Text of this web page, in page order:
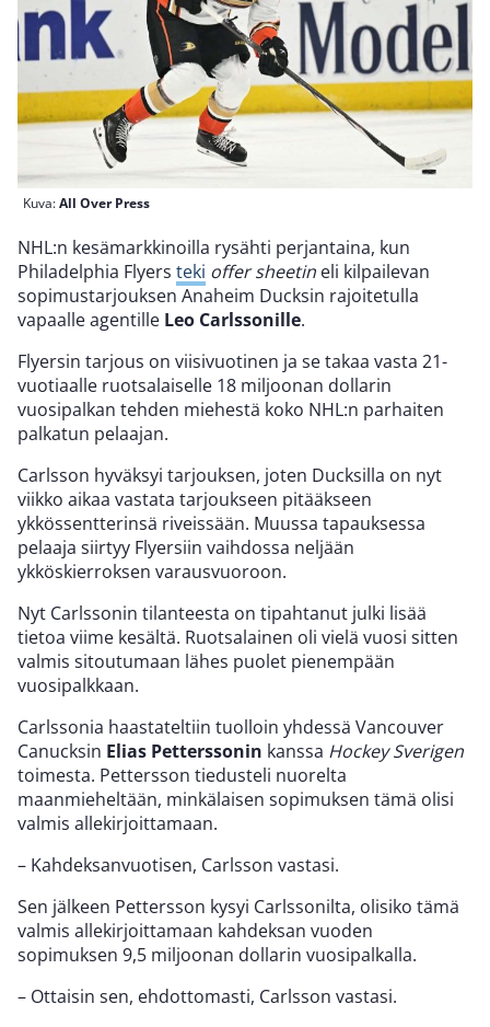
Kuva:All Over Press
NHL:n kesämarkkinoilla rysähti perjantaina, kun
Philadelphia Flyers teki offer sheetin eli kilpailevan
sopimustarjouksen Anaheim Ducksin rajoitetulla
vapaalle agentille Leo Carlssonille.
Flyersin tarjous on viisivuotinen ja se takaa vasta 21-
vuotiaalle ruotsalaiselle 18 miljoonan dollarin
vuosipalkan tehden miehestä koko NHL:n parhaiten
palkatun pelaajan.
Carlsson hyväksyi tarjouksen, joten Ducksilla on nyt
viikko aikaa vastata tarjoukseen pitääkseen
ykkössentterinsä riveissään. Muussa tapauksessa
pelaaja siirtyy Flyersiin vaihdossa neljään
ykköskierroksen varausvuoroon.
Nyt Carlssonin tilanteesta on tipahtanut julki lisää
tietoa viime kesältä. Ruotsalainen oli vielä vuosi sitten
valmis sitoutumaan lähes puolet pienempään
vuosipalkkaan.
Carlssonia haastateltiin tuolloin yhdessä Vancouver
Canucksin Elias Petterssonin kanssa Hockey Sverigen
toimesta. Pettersson tiedusteli nuorelta
maanmieheltään, minkälaisen sopimuksen tämä olisi
valmis allekirjoittamaan.
– Kahdeksanvuotisen, Carlsson vastasi.
Sen jälkeen Pettersson kysyi Carlssonilta, olisiko tämä
valmis allekirjoittamaan kahdeksan vuoden
sopimuksen 9,5 miljoonan dollarin vuosipalkalla.
– Ottaisin sen, ehdottomasti, Carlsson vastasi.